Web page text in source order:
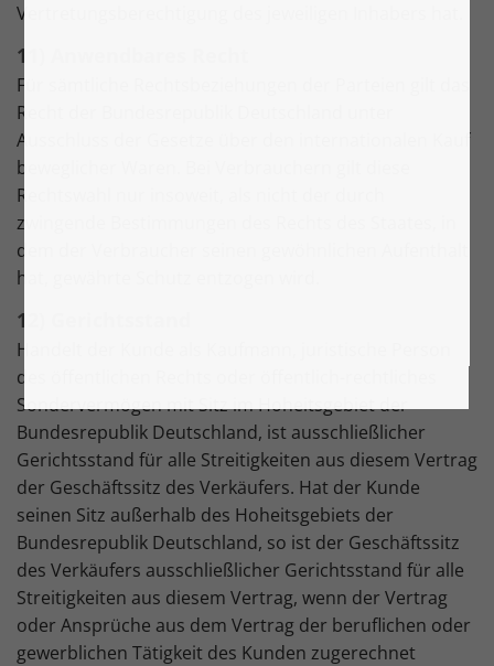
Vertretungsberechtigung des jeweiligen Inhabers hat.
11) Anwendbares Recht
Für sämtliche Rechtsbeziehungen der Parteien gilt das
Recht der Bundesrepublik Deutschland unter
Ausschluss der Gesetze über den internationalen Kauf
beweglicher Waren. Bei Verbrauchern gilt diese
Rechtswahl nur insoweit, als nicht der durch
zwingende Bestimmungen des Rechts des Staates, in
dem der Verbraucher seinen gewöhnlichen Aufenthalt
hat, gewährte Schutz entzogen wird.
12) Gerichtsstand
Handelt der Kunde als Kaufmann, juristische Person
des öffentlichen Rechts oder öffentlich-rechtliches
Sondervermögen mit Sitz im Hoheitsgebiet der
Bundesrepublik Deutschland, ist ausschließlicher
Gerichtsstand für alle Streitigkeiten aus diesem Vertrag
der Geschäftssitz des Verkäufers. Hat der Kunde
seinen Sitz außerhalb des Hoheitsgebiets der
Bundesrepublik Deutschland, so ist der Geschäftssitz
des Verkäufers ausschließlicher Gerichtsstand für alle
Streitigkeiten aus diesem Vertrag, wenn der Vertrag
oder Ansprüche aus dem Vertrag der beruflichen oder
gewerblichen Tätigkeit des Kunden zugerechnet